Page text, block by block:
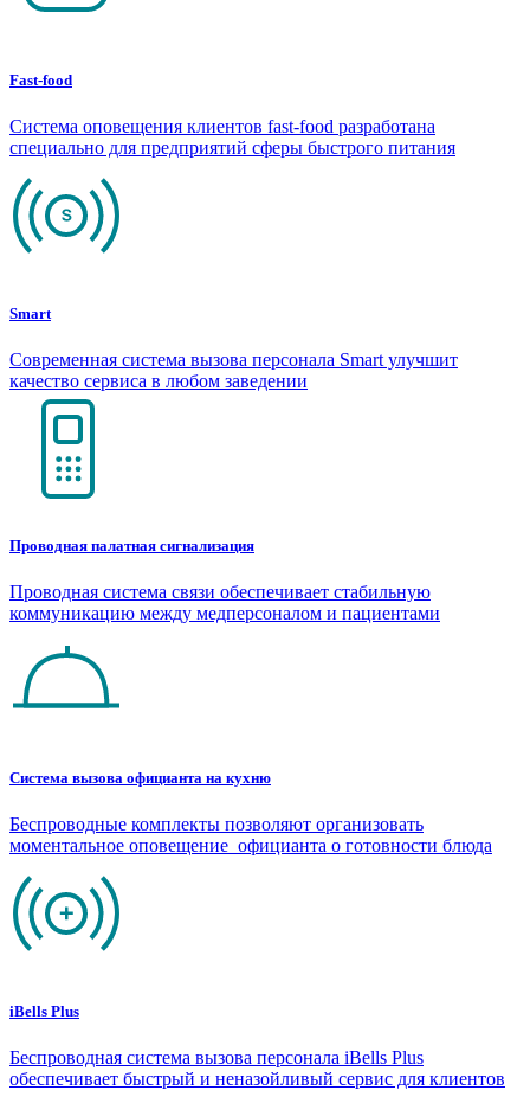
Fast-food
Система оповещения клиентов fast-food разработана
специально для предприятий сферы быстрого питания
Smart
Современная система вызова персонала Smart улучшит
качество сервиса в любом заведении
Проводная палатная сигнализация
Проводная система связи обеспечивает стабильную
коммуникацию между медперсоналом и пациентами
Система вызова официанта на кухню
Беспроводные комплекты позволяют организовать
моментальное оповещение официанта о готовности блюда
iBells Plus
Беспроводная система вызова персонала iBells Plus
обеспечивает быстрый и неназойливый сервис для клиентов